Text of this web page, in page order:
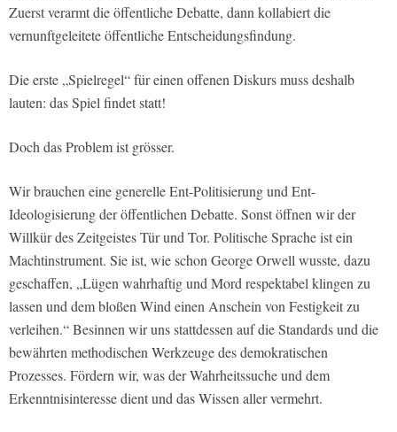
Zuerst verarmt die öffentliche Debatte, dann kollabiert die
vernunftgeleitete öffentliche Entscheidungsfindung.
Die erste „Spielregel“ für einen offenen Diskurs muss deshalb
lauten: das Spiel findet statt!
Doch das Problem ist grösser.
Wir brauchen eine generelle Ent-Politisierung und Ent-
Ideologisierung der öffentlichen Debatte. Sonst öffnen wir der
Willkür des Zeitgeistes Tür und Tor. Politische Sprache ist ein
Machtinstrument. Sie ist, wie schon George Orwell wusste, dazu
geschaffen, „Lügen wahrhaftig und Mord respektabel klingen zu
lassen und dem bloßen Wind einen Anschein von Festigkeit zu
verleihen.“ Besinnen wir uns stattdessen auf die Standards und die
bewährten methodischen Werkzeuge des demokratischen
Prozesses. Fördern wir, was der Wahrheitssuche und dem
Erkenntnisinteresse dient und das Wissen aller vermehrt.